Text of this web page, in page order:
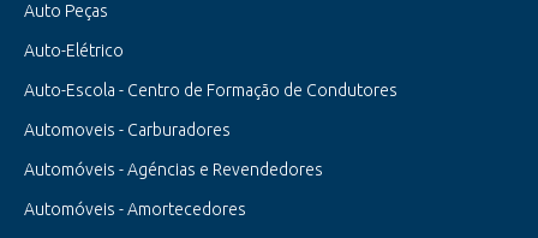
Auto Peças
Auto-Elétrico
Auto-Escola - Centro de Formação de Condutores
Automoveis - Carburadores
Automóveis - Agéncias e Revendedores
Automóveis - Amortecedores